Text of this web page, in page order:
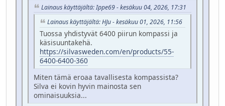
Lainaus käyttäjältä: Ippe69 - kesäkuu 04, 2026, 17:31
Lainaus käyttäjältä: HJu - kesäkuu 01, 2026, 11:56
Tuossa yhdistyvät 6400 piirun kompassi ja
käsisuuntakehä.
https://silvasweden.com/en/products/55-
6400-6400-360
Miten tämä eroaa tavallisesta kompassista?
Silva ei kovin hyvin mainosta sen
ominaisuuksia...